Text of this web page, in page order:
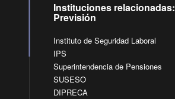
Instituciones relacionadas:
Previsión
Instituto de Seguridad Laboral
IPS
Superintendencia de Pensiones
SUSESO
DIPRECA